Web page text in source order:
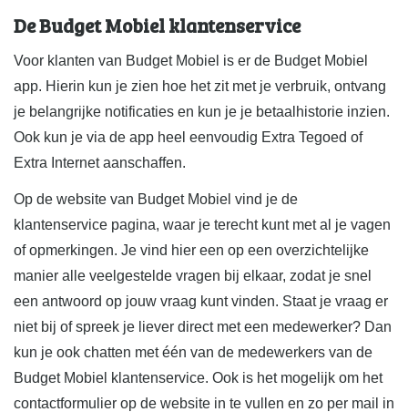
De Budget Mobiel klantenservice
Voor klanten van Budget Mobiel is er de Budget Mobiel
app. Hierin kun je zien hoe het zit met je verbruik, ontvang
je belangrijke notificaties en kun je je betaalhistorie inzien.
Ook kun je via de app heel eenvoudig Extra Tegoed of
Extra Internet aanschaffen.
Op de website van Budget Mobiel vind je de
klantenservice pagina, waar je terecht kunt met al je vagen
of opmerkingen. Je vind hier een op een overzichtelijke
manier alle veelgestelde vragen bij elkaar, zodat je snel
een antwoord op jouw vraag kunt vinden. Staat je vraag er
niet bij of spreek je liever direct met een medewerker? Dan
kun je ook chatten met één van de medewerkers van de
Budget Mobiel klantenservice. Ook is het mogelijk om het
contactformulier op de website in te vullen en zo per mail in